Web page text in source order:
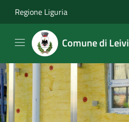
Regione Liguria
Comune di Leivi